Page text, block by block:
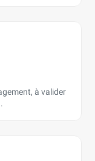
à valider